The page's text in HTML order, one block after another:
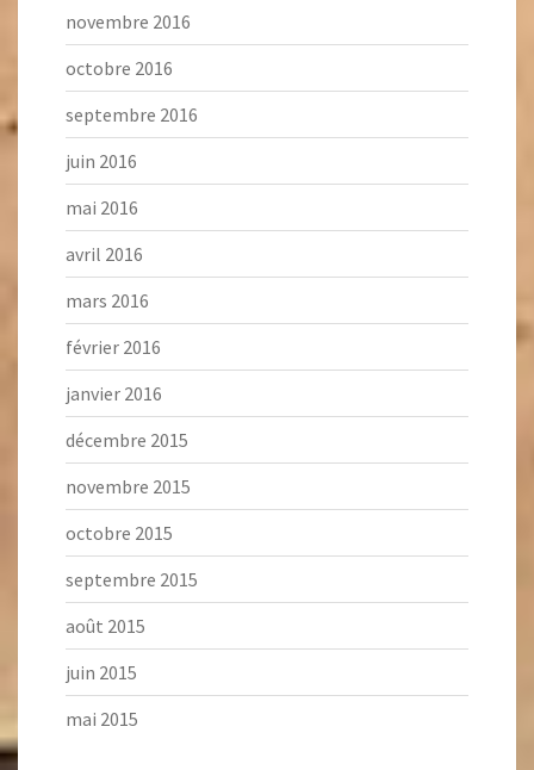
novembre 2016
octobre 2016
septembre 2016
juin 2016
mai 2016
avril 2016
mars 2016
février 2016
janvier 2016
décembre 2015
novembre 2015
octobre 2015
septembre 2015
août 2015
juin 2015
mai 2015